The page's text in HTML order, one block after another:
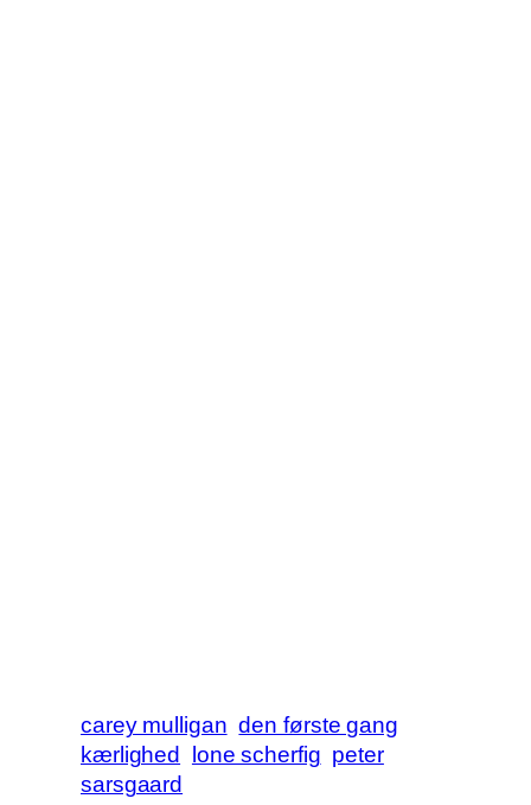
carey mulligan den første gang
kærlighed lone scherfig peter
sarsgaard